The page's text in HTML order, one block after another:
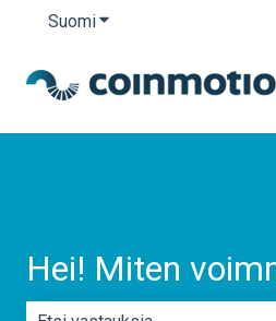
SuomiNäytä käännöksien
Hei! Miten